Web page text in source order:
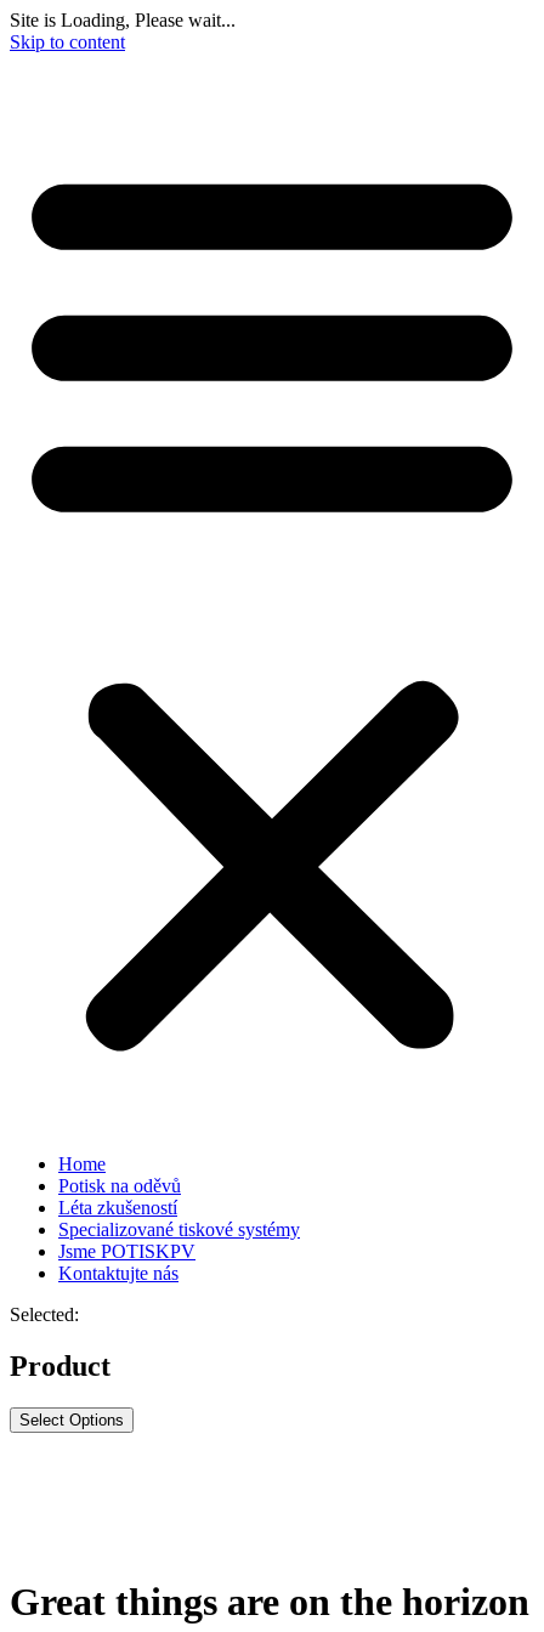
Site is Loading, Please wait...
Skip to content
Home
Potisk na oděvů
Léta zkušeností
Specializované tiskové systémy
Jsme POTISKPV
Kontaktujte nás
Selected:
Product
Select Options
Great things are on the horizon